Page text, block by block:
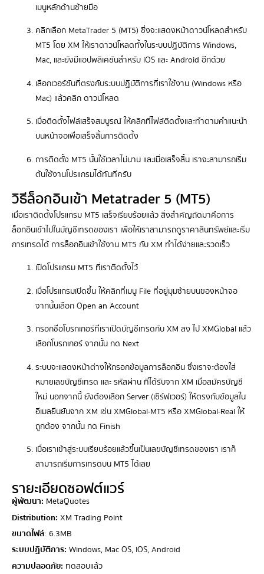
เมนูหลักด้านซ้ายมือ
คลิกเลือก MetaTrader 5 (MT5) ซึ่งจะแสดงหน้าดาวน์โหลดสำหรับ
MT5 โดย XM ให้เราดาวน์โหลดทั้งในระบบปฏิบัติการ Windows,
Mac, และยังมีแอปพลิเคชันสำหรับ iOS และ Android อีกด้วย
เลือกเวอร์ชันที่ตรงกับระบบปฏิบัติการที่เราใช้งาน (Windows หรือ
Mac) แล้วคลิก ดาวน์โหลด
เมื่อติดตั้งไฟล์เสร็จสมบูรณ์ ให้คลิกที่ไฟล์ติดตั้งและทำตามคำแนะนำ
บนหน้าจอเพื่อเสร็จสิ้นการติดตั้ง
การติดตั้ง MT5 นั้นใช้เวลาไม่นาน และเมื่อเสร็จสิ้น เราจะสามารถเริ่ม
ต้นใช้งานโปรแกรมได้ทันทีครับ
วิธีล็อกอินเข้า Metatrader 5 (MT5)
เมื่อเราติดตั้งโปรแกรม MT5 เสร็จเรียบร้อยแล้ว สิ่งสำคัญถัดมาคือการ
ล็อกอินเข้าไปในบัญชีเทรดของเรา เพื่อให้เราสามารถดูราคาสินทรัพย์และเริ่ม
การเทรดได้ การล็อกอินเข้าใช้งาน MT5 กับ XM ทำได้ง่ายและรวดเร็ว
เปิดโปรแกรม MT5 ที่เราติดตั้งไว้
เมื่อโปรแกรมเปิดขึ้น ให้คลิกที่เมนู File ที่อยู่มุมซ้ายบนของหน้าจอ
จากนั้นเลือก Open an Account
กรอกชื่อโบรกเกอร์ที่เราเปิดบัญชีเทรดกับ XM ลง ไป XMGlobal แล้ว
เลือกโบรกเกอร์ จากนั้น กด Next
ระบบจะแสดงหน้าต่างให้กรอกข้อมูลการล็อกอิน ซึ่งเราจะต้องใส่
หมายเลขบัญชีเทรด และ รหัสผ่าน ที่ได้รับจาก XM เมื่อสมัครบัญชี
ใหม่ นอกจากนี้ ยังต้องเลือก Server (เซิร์ฟเวอร์) ให้ตรงกับข้อมูลใน
อีเมลยืนยันจาก XM เช่น XMGlobal-MT5 หรือ XMGlobal-Real ให้
ถูกต้อง จากนั้น กด Finish
เมื่อเราเข้าสู่ระบบเรียบร้อยแล้วขึ้นเป็นเลขบัญชีเทรดของเรา เราก็
สามารถเริ่มการเทรดบน MT5 ได้เลย
รายะเอียดซอฟต์แวร์
ผู้พัฒนา: MetaQuotes
Distribution: XM Trading Point
ขนาดไฟล์: 6.3MB
ระบบปฏิบัติการ: Windows, Mac OS, IOS, Android
ความปลอดภัย: ทดสอบแล้ว